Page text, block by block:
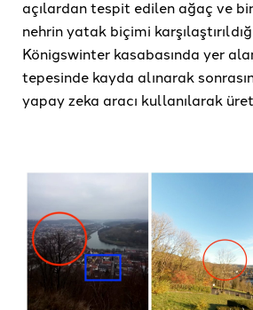
açılardan tespit edilen ağaç ve
nehrin yatak biçimi
Königswinter kasabasında yer
tepesinde kayda alınarak
yapay zeka aracı kullanılarak